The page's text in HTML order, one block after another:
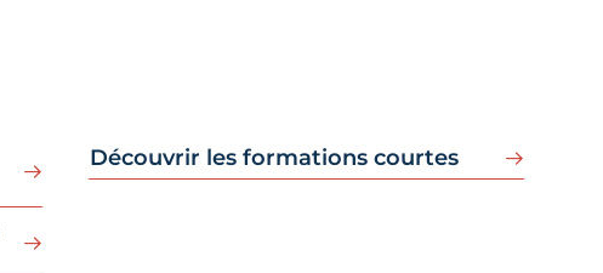
Découvrir les formations courtes